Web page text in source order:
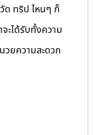
ด ทริป ไหนๆ ก็
ะได้รับทั้งความ
วยความสะดวก